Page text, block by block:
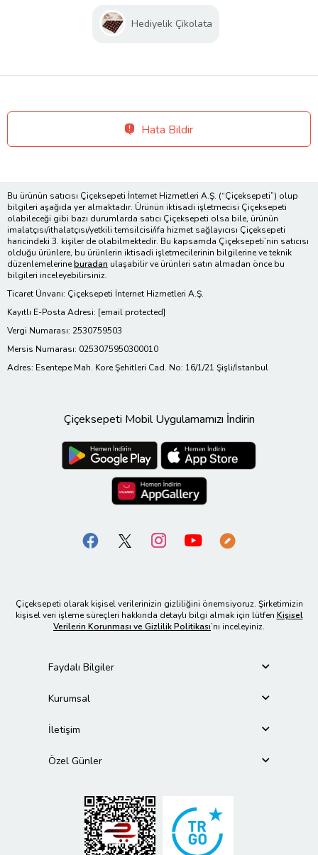
Hediyelik Çikolata
Hata Bildir
Bu ürünün satıcısı Çiçeksepeti İnternet Hizmetleri A.Ş. (“Çiçeksepeti”) olup
bilgileri aşağıda yer almaktadır. Ürünün iktisadi işletmecisi Çiçeksepeti
olabileceği gibi bazı durumlarda satıcı Çiçeksepeti olsa bile, ürünün
imalatçısı/ithalatçısı/yetkili temsilcisi/ifa hizmet sağlayıcısı Çiçeksepeti
haricindeki 3. kişiler de olabilmektedir. Bu kapsamda Çiçeksepeti’nin satıcısı
olduğu ürünlere, bu ürünlerin iktisadi işletmecilerinin bilgilerine ve teknik
düzenlemelerineburadan ulaşabilir ve ürünleri satın almadan önce bu
bilgileri inceleyebilirsiniz.
Ticaret Ünvanı: Çiçeksepeti İnternet Hizmetleri A.Ş.
Kayıtlı E-Posta Adresi: [email protected]
Vergi Numarası: 2530759503
Mersis Numarası: 0253075950300010
Adres: Esentepe Mah. Kore Şehitleri Cad. No: 16/1/21 Şişli/İstanbul
Çiçeksepeti Mobil Uygulamamızı İndirin
Çiçeksepeti olarak kişisel verilerinizin gizliliğini önemsiyoruz. Şirketimizin
kişisel veri işleme süreçleri hakkında detaylı bilgi almak için lütfen Kişisel
Verilerin Korunması ve Gizlilik Politikası’nı inceleyiniz.
Faydalı Bilgiler
Kurumsal
İletişim
Özel Günler